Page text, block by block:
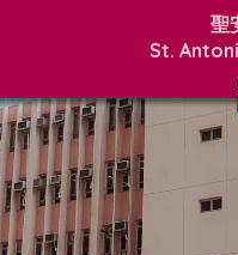
聖
St.